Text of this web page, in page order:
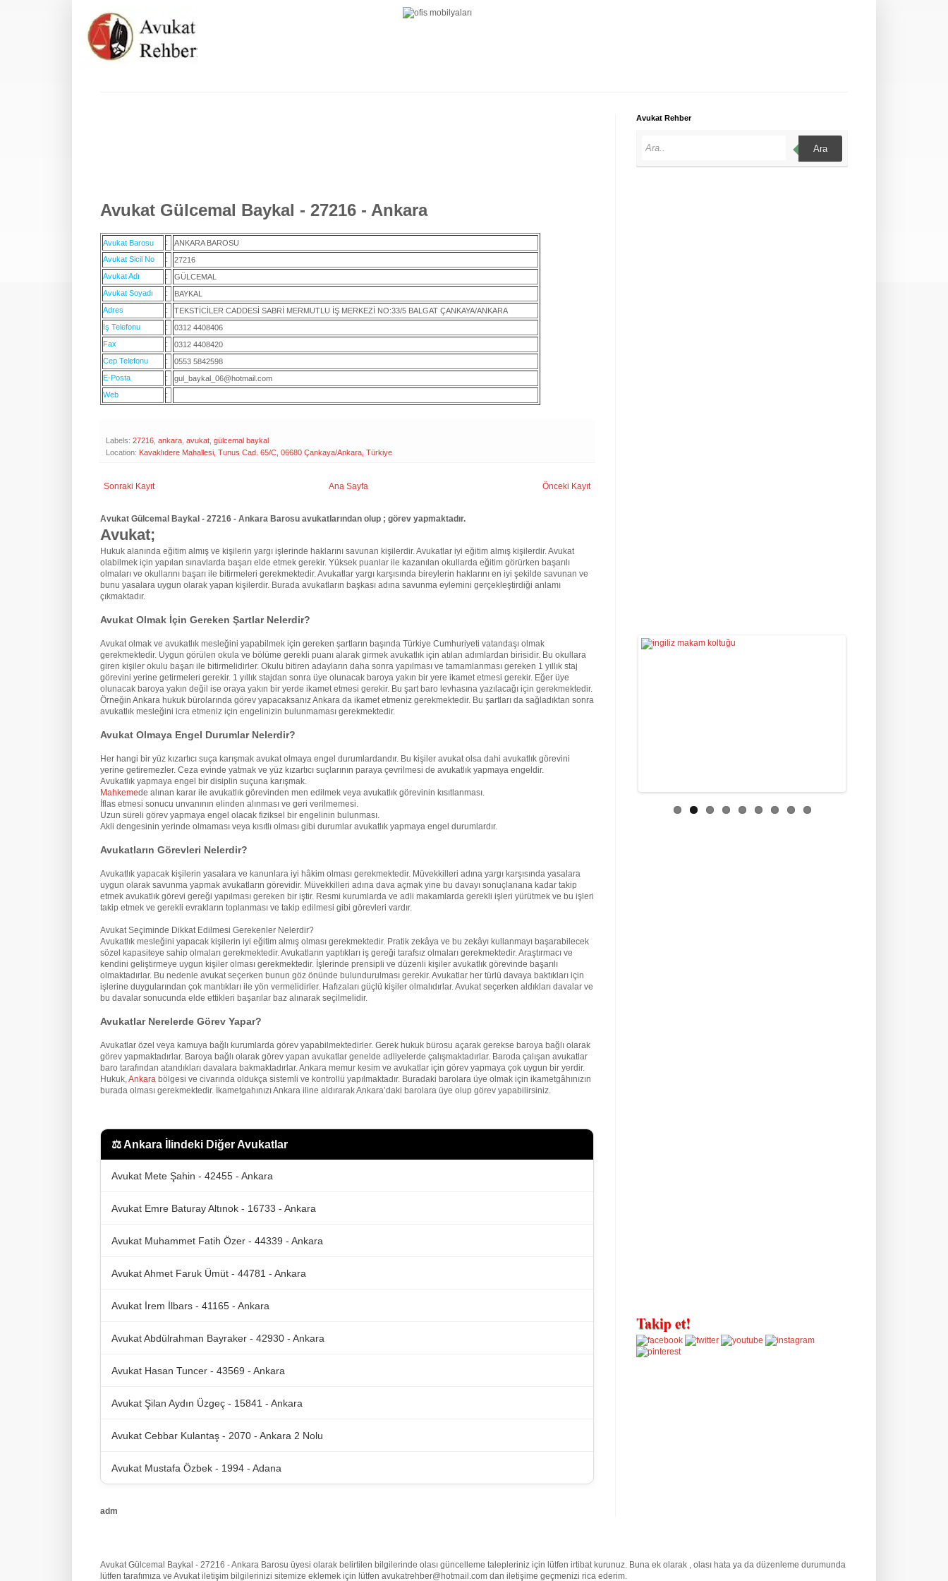
Avukat Gülcemal Baykal - 27216 - Ankara
Avukat Barosu :
ANKARA BAROSU
Avukat Sicil No
:
27216
Avukat Adı
:
GÜLCEMAL
Avukat Soyadı
:
BAYKAL
Adres
:
TEKSTİCİLER CADDESİ SABRİ MERMUTLU İŞ MERKEZİ NO:33/5 BALGAT ÇANKAYA/ANKARA
İş Telefonu
:
0312 4408406
Fax
:
0312 4408420
Cep Telefonu
:
0553 5842598
E-Posta
:
gul_baykal_06@hotmail.com
Web
:
Labels: 27216 ankara avukat gülcemal baykal
Location: Kavaklıdere Mahallesi, Tunus Cad. 65/C, 06680 Çankaya/Ankara, Türkiye
Sonraki Kayıt Önceki Kayıt
Ana Sayfa
Avukat Gülcemal Baykal - 27216 - Ankara Barosu avukatlarından olup ; görev yapmaktadır.
Avukat;
Hukuk alanında eğitim almış ve kişilerin yargı işlerinde haklarını savunan kişilerdir. Avukatlar iyi eğitim almış kişilerdir. Avukat
olabilmek için yapılan sınavlarda başarı elde etmek gerekir. Yüksek puanlar ile kazanılan okullarda eğitim görürken başarılı
olmaları ve okullarını başarı ile bitirmeleri gerekmektedir. Avukatlar yargı karşısında bireylerin haklarını en iyi şekilde savunan ve
bunu yasalara uygun olarak yapan kişilerdir. Burada avukatların başkası adına savunma eylemini gerçekleştirdiği anlamı
çıkmaktadır.
Avukat Olmak İçin Gereken Şartlar Nelerdir?
Avukat olmak ve avukatlık mesleğini yapabilmek için gereken şartların başında Türkiye Cumhuriyeti vatandaşı olmak
gerekmektedir. Uygun görülen okula ve bölüme gerekli puanı alarak girmek avukatlık için atılan adımlardan birisidir. Bu okullara
giren kişiler okulu başarı ile bitirmelidirler. Okulu bitiren adayların daha sonra yapılması ve tamamlanması gereken 1 yıllık staj
görevini yerine getirmeleri gerekir. 1 yıllık stajdan sonra üye olunacak baroya yakın bir yere ikamet etmesi gerekir. Eğer üye
olunacak baroya yakın değil ise oraya yakın bir yerde ikamet etmesi gerekir. Bu şart baro levhasına yazılacağı için gerekmektedir.
Örneğin Ankara hukuk bürolarında görev yapacaksanız Ankara da ikamet etmeniz gerekmektedir. Bu şartları da sağladıktan sonra
avukatlık mesleğini icra etmeniz için engelinizin bulunmaması gerekmektedir.
Avukat Olmaya Engel Durumlar Nelerdir?
Her hangi bir yüz kızartıcı suça karışmak avukat olmaya engel durumlardandır. Bu kişiler avukat olsa dahi avukatlık görevini
yerine getiremezler. Ceza evinde yatmak ve yüz kızartıcı suçlarının paraya çevrilmesi de avukatlık yapmaya engeldir.
Avukatlık yapmaya engel bir disiplin suçuna karışmak.
Mahkemede alınan karar ile avukatlık görevinden men edilmek veya avukatlık görevinin kısıtlanması.
İflas etmesi sonucu unvanının elinden alınması ve geri verilmemesi.
Uzun süreli görev yapmaya engel olacak fiziksel bir engelinin bulunması.
Akli dengesinin yerinde olmaması veya kısıtlı olması gibi durumlar avukatlık yapmaya engel durumlardır.
Avukatların Görevleri Nelerdir?
Avukatlık yapacak kişilerin yasalara ve kanunlara iyi hâkim olması gerekmektedir. Müvekkilleri adına yargı karşısında yasalara
uygun olarak savunma yapmak avukatların görevidir. Müvekkilleri adına dava açmak yine bu davayı sonuçlanana kadar takip
etmek avukatlık görevi gereği yapılması gereken bir iştir. Resmi kurumlarda ve adli makamlarda gerekli işleri yürütmek ve bu işleri
takip etmek ve gerekli evrakların toplanması ve takip edilmesi gibi görevleri vardır.
Avukat Seçiminde Dikkat Edilmesi Gerekenler Nelerdir?
Avukatlık mesleğini yapacak kişilerin iyi eğitim almış olması gerekmektedir. Pratik zekâya ve bu zekâyı kullanmayı başarabilecek
sözel kapasiteye sahip olmaları gerekmektedir. Avukatların yaptıkları iş gereği tarafsız olmaları gerekmektedir. Araştırmacı ve
kendini geliştirmeye uygun kişiler olması gerekmektedir. İşlerinde prensipli ve düzenli kişiler avukatlık görevinde başarılı
olmaktadırlar. Bu nedenle avukat seçerken bunun göz önünde bulundurulması gerekir. Avukatlar her türlü davaya baktıkları için
işlerine duygularından çok mantıkları ile yön vermelidirler. Hafızaları güçlü kişiler olmalıdırlar. Avukat seçerken aldıkları davalar ve
bu davalar sonucunda elde ettikleri başarılar baz alınarak seçilmelidir.
Avukatlar Nerelerde Görev Yapar?
Avukatlar özel veya kamuya bağlı kurumlarda görev yapabilmektedirler. Gerek hukuk bürosu açarak gerekse baroya bağlı olarak
görev yapmaktadırlar. Baroya bağlı olarak görev yapan avukatlar genelde adliyelerde çalışmaktadırlar. Baroda çalışan avukatlar
baro tarafından atandıkları davalara bakmaktadırlar. Ankara memur kesim ve avukatlar için görev yapmaya çok uygun bir yerdir.
Hukuk,Ankara bölgesi ve civarında oldukça sistemli ve kontrollü yapılmaktadır. Buradaki barolara üye olmak için ikametgâhınızın
burada olması gerekmektedir. İkametgahınızı Ankara iline aldırarak Ankara’daki barolara üye olup görev yapabilirsiniz.
⚖️Ankara İlindeki Diğer Avukatlar
Avukat Mete Şahin - 42455 - Ankara
Avukat Emre Baturay Altınok - 16733 - Ankara
Avukat Muhammet Fatih Özer - 44339 - Ankara
Avukat Ahmet Faruk Ümüt - 44781 - Ankara
Avukat İrem İlbars - 41165 - Ankara
Avukat Abdülrahman Bayraker - 42930 - Ankara
Avukat Hasan Tuncer - 43569 - Ankara
Avukat Şilan Aydın Üzgeç - 15841 - Ankara
Avukat Cebbar Kulantaş - 2070 - Ankara 2 Nolu
Avukat Mustafa Özbek - 1994 - Adana
adm
Avukat Rehber
Ara
Avukat Gülcemal Baykal - 27216 - Ankara Barosu üyesi olarak belirtilen bilgilerinde olası güncelleme talepleriniz için lütfen irtibat kurunuz. Buna ek olarak , olası hata ya da düzenleme durumunda
lütfen tarafımıza ve Avukat iletişim bilgilerinizi sitemize eklemek için lütfen avukatrehber@hotmail.com dan iletişime geçmenizi rica ederim.